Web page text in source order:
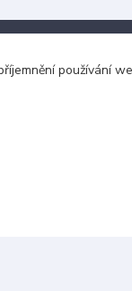
používání